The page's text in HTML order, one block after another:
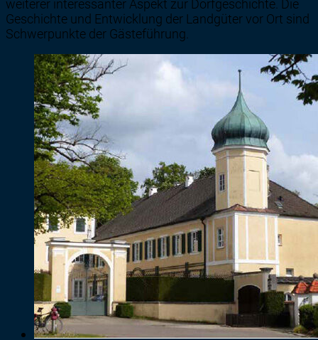
weiterer interessanter Aspekt zur Dorfgeschichte. Die
Geschichte und Entwicklung der Landgüter vor Ort sind
Schwerpunkte der Gästeführung.